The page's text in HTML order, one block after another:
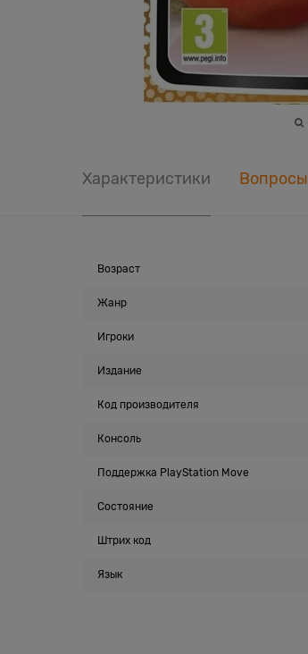
Характеристики Вопросы
Возраст
Жанр
Игроки
Издание
Код производителя
Консоль
Поддержка PlayStation Move
Состояние
Штрих код
Язык